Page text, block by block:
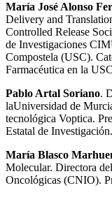
María José Alonso
Delivery and
Controlled Release
de Investigaciones
Compostela (USC).
Farmacéutica en la
Pablo Artal Soriano.
laUniversidad de
tecnológica Voptica.
Estatal de
María Blasco
Molecular. Directora
Oncológicas (CNIO).